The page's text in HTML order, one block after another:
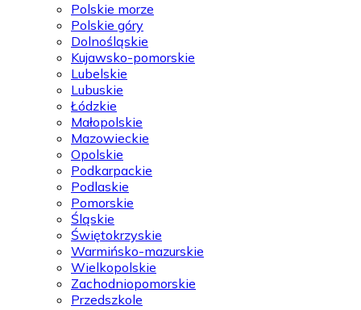
Polskie morze
Polskie góry
Dolnośląskie
Kujawsko-pomorskie
Lubelskie
Lubuskie
Łódzkie
Małopolskie
Mazowieckie
Opolskie
Podkarpackie
Podlaskie
Pomorskie
Śląskie
Świętokrzyskie
Warmińsko-mazurskie
Wielkopolskie
Zachodniopomorskie
Przedszkole